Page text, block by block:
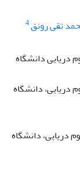
تقی رونق4
دریایی دانشگاه
دریایی، دانشگاه
دریایی، دانشگاه